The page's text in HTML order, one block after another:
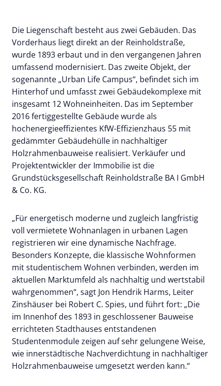
Die Liegenschaft besteht aus zwei Gebäuden. Das
Vorderhaus liegt direkt an der Reinholdstraße,
wurde 1893 erbaut und in den vergangenen Jahren
umfassend modernisiert. Das zweite Objekt, der
sogenannte „Urban Life Campus“, befindet sich im
Hinterhof und umfasst zwei Gebäudekomplexe mit
insgesamt 12 Wohneinheiten. Das im September
2016 fertiggestellte Gebäude wurde als
hochenergieeffizientes KfW-Effizienzhaus 55 mit
gedämmter Gebäudehülle in nachhaltiger
Holzrahmenbauweise realisiert. Verkäufer und
Projektentwickler der Immobilie ist die
Grundstücksgesellschaft Reinholdstraße BA I GmbH
& Co. KG.
„Für energetisch moderne und zugleich langfristig
voll vermietete Wohnanlagen in urbanen Lagen
registrieren wir eine dynamische Nachfrage.
Besonders Konzepte, die klassische Wohnformen
mit studentischem Wohnen verbinden, werden im
aktuellen Marktumfeld als nachhaltig und wertstabil
wahrgenommen“, sagt Jon Hendrik Harms, Leiter
Zinshäuser bei Robert C. Spies, und führt fort: „Die
im Innenhof des 1893 in geschlossener Bauweise
errichteten Stadthauses entstandenen
Studentenmodule zeigen auf sehr gelungene Weise,
wie innerstädtische Nachverdichtung in nachhaltiger
Holzrahmenbauweise umgesetzt werden kann.“